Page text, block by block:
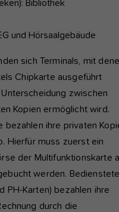
Bibliothek
und Hörsaalgebäude
sich Terminals, mit
Chipkarte ausgeführt
zwischen
Kopien ermöglicht wird.
bezahlen ihre privaten
Hierfür muss zuerst ein
der Multifunktionskarte
werden.
PH-Karten) bezahlen ihre
durch die